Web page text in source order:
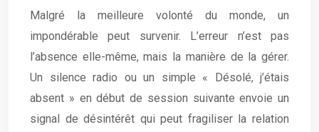
Malgré la meilleure volonté du monde, un
impondérable peut survenir. L’erreur n’est pas
l’absence elle-même, mais la manière de la gérer.
Un silence radio ou un simple « Désolé, j’étais
absent » en début de session suivante envoie un
signal de désintérêt qui peut fragiliser la relation